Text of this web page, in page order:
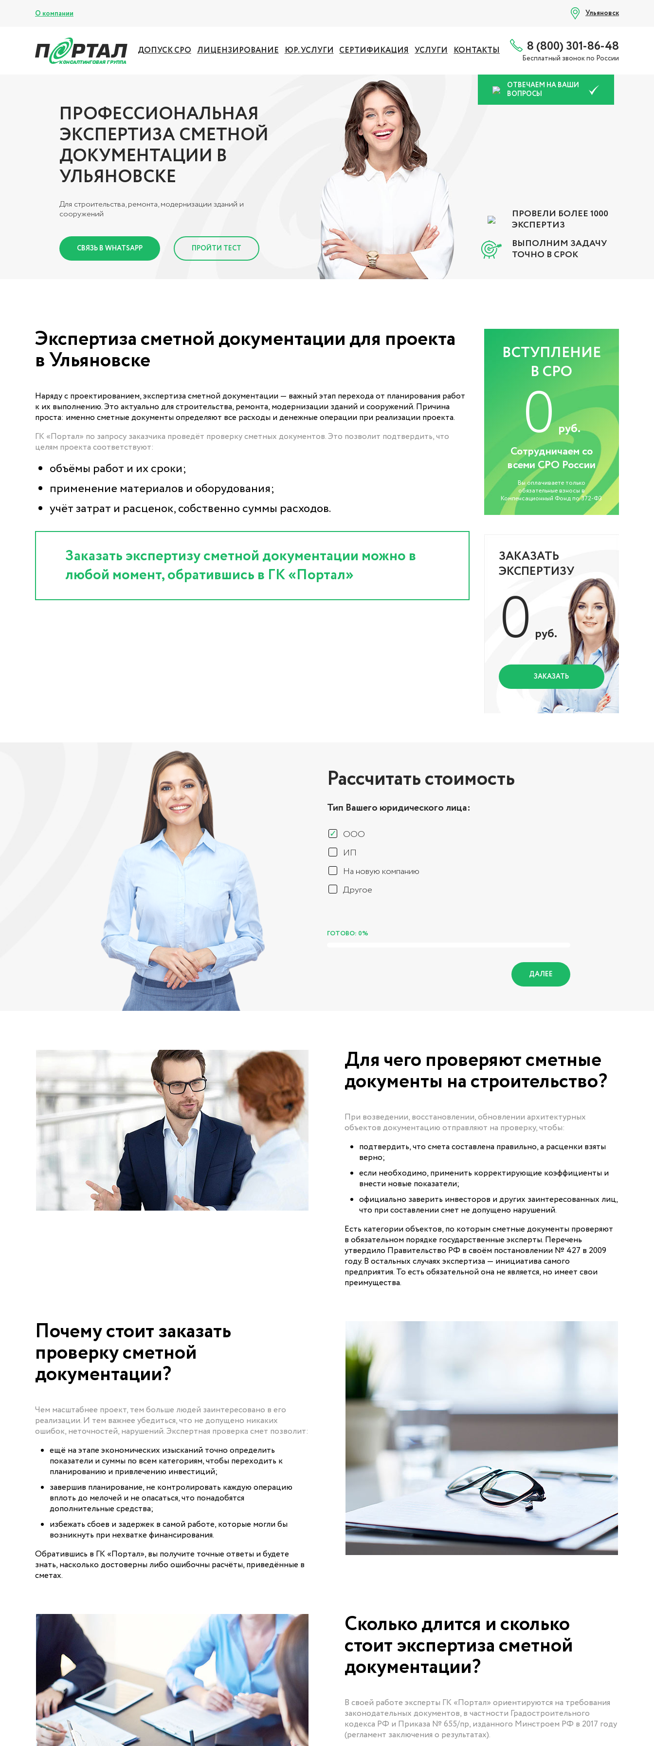
О компании Ульяновск
ДОПУСК СРО ЛИЦЕНЗИРОВАНИЕ ЮР. УСЛУГИ СЕРТИФИКАЦИЯ УСЛУГИ КОНТАКТЫ 8 (800) 301-86-48
Бесплатный звонок по России
ОТВЕЧАЕМ НА ВАШИ
ВОПРОСЫ
ПРОФЕССИОНАЛЬНАЯ
ЭКСПЕРТИЗА СМЕТНОЙ
ДОКУМЕНТАЦИИ В
УЛЬЯНОВСКЕ
Для строительства, ремонта, модернизации зданий и
сооружений
СВЯЗЬ В WHATSAPP ПРОЙТИ ТЕСТ
ПРОВЕЛИ БОЛЕЕ 1000
ЭКСПЕРТИЗ
ВЫПОЛНИМ ЗАДАЧУ
ТОЧНО В СРОК
Экспертиза сметной документации для проекта
в Ульяновске
Наряду с проектированием, экспертиза сметной документации — важный этап перехода от планирования работ
к их выполнению. Это актуально для строительства, ремонта, модернизации зданий и сооружений. Причина
проста: именно сметные документы определяют все расходы и денежные операции при реализации проекта.
ГК «Портал» по запросу заказчика проведёт проверку сметных документов. Это позволит подтвердить, что
целям проекта соответствуют:
объёмы работ и их сроки;
применение материалов и оборудования;
учёт затрат и расценок, собственно суммы расходов.
Заказать экспертизу сметной документации можно в
любой момент, обратившись в ГК «Портал»
ВСТУПЛЕНИЕ
В СРО
0руб.
Сотрудничаем со
всеми СРО России
Вы оплачиваете только
обязательные взносы в
Компенсационный Фонд по 372-ФЗ
ЗАКАЗАТЬ
ЭКСПЕРТИЗУ
0 руб.
ЗАКАЗАТЬ
Рассчитать стоимость
Тип Вашего юридического лица:
ООО
ИП
На новую компанию
Другое
ГОТОВО: 0%
ДАЛЕЕ
Для чего проверяют сметные
документы на строительство?
При возведении, восстановлении, обновлении архитектурных
объектов документацию отправляют на проверку, чтобы:
подтвердить, что смета составлена правильно, а расценки взяты
верно;
если необходимо, применить корректирующие коэффициенты и
внести новые показатели;
официально заверить инвесторов и других заинтересованных лиц,
что при составлении смет не допущено нарушений.
Есть категории объектов, по которым сметные документы проверяют
в обязательном порядке государственные эксперты. Перечень
утвердило Правительство РФ в своём постановлении № 427 в 2009
году. В остальных случаях экспертиза — инициатива самого
предприятия. То есть обязательной она не является, но имеет свои
преимущества.
Почему стоит заказать
проверку сметной
документации?
Чем масштабнее проект, тем больше людей заинтересовано в его
реализации. И тем важнее убедиться, что не допущено никаких
ошибок, неточностей, нарушений. Экспертная проверка смет позволит:
ещё на этапе экономических изысканий точно определить
показатели и суммы по всем категориям, чтобы переходить к
планированию и привлечению инвестиций;
завершив планирование, не контролировать каждую операцию
вплоть до мелочей и не опасаться, что понадобятся
дополнительные средства;
избежать сбоев и задержек в самой работе, которые могли бы
возникнуть при нехватке финансирования.
Обратившись в ГК «Портал», вы получите точные ответы и будете
знать, насколько достоверны либо ошибочны расчёты, приведённые в
сметах.
Сколько длится и сколько
стоит экспертиза сметной
документации?
В своей работе эксперты ГК «Портал» ориентируются на требования
законодательных документов, в частности Градостроительного
кодекса РФ и Приказа № 655/пр, изданного Минстроем РФ в 2017 году
(регламент заключения о результатах).